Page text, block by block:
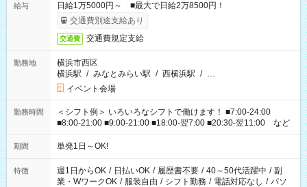
給与
日給1万5000円～ ■最大で日給2万8500円！
交通費別途支給あり
交通費 交通費規定支給
勤務地
横浜市西区
横浜駅 / みなとみらい駅 / 西横浜駅 / …
イベント会場
勤務時間
＜シフト例＞ いろいろなシフトで働けます！ ■7:00-24:00
■8:00-21:00 ■9:00-21:00 ■18:00-翌7:00 ■20:30-翌11:00 など
期間 単発1日～OK!
特徴 週1日からOK / 日払いOK / 履歴書不要 / 40～50代活躍中 / 副
業・WワークOK / 服装自由 / シフト勤務 / 電話対応なし / パソ